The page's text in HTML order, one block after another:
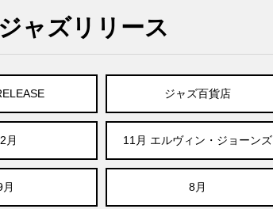
ャズリリース
ジャズ百貨店
月 11月 エルヴィン・ジョーンズ
月 8月